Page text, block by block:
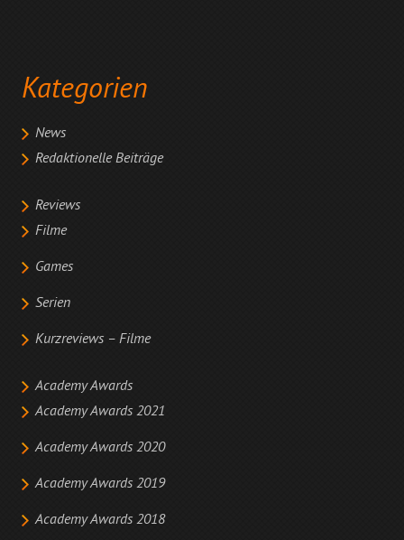
Kategorien
News
Redaktionelle Beiträge
Reviews
Filme
Games
Serien
Kurzreviews – Filme
Academy Awards
Academy Awards 2021
Academy Awards 2020
Academy Awards 2019
Academy Awards 2018